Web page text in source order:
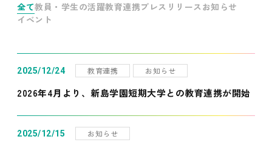
全て教員・学生の活躍教育連携プレスリリース お知らせ
イベント
2025/12/24 教育連携 お知らせ
2026年4月より、新島学園短期大学との教育連携が開始
2025/12/15 お知らせ